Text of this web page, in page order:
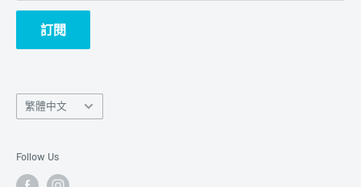
訂閱
Language
語
繁體中文
Follow Us